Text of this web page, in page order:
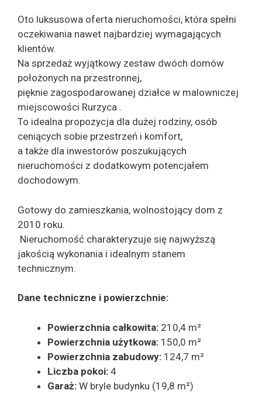
Oto luksusowa oferta nieruchomości, która spełni
oczekiwania nawet najbardziej wymagających
klientów.
Na sprzedaż wyjątkowy zestaw dwóch domów
położonych na przestronnej,
pięknie zagospodarowanej działce w malowniczej
miejscowości Rurzyca .
To idealna propozycja dla dużej rodziny, osób
ceniących sobie przestrzeń i komfort,
a także dla inwestorów poszukujących
nieruchomości z dodatkowym potencjałem
dochodowym.
Gotowy do zamieszkania, wolnostojący dom z
2010 roku.
Nieruchomość charakteryzuje się najwyższą
jakością wykonania i idealnym stanem
technicznym.
Dane techniczne i powierzchnie:
Powierzchnia całkowita: 210,4 m²
Powierzchnia użytkowa: 150,0 m²
Powierzchnia zabudowy: 124,7 m²
Liczba pokoi: 4
Garaż: W bryle budynku (19,8 m²)